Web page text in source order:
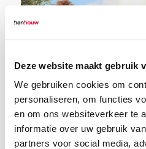
Deze website maakt gebruik
We gebruiken cookies om
personaliseren, om functies
en om ons websiteverkeer te
informatie over uw gebruik
partners voor social media,